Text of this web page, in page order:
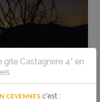
le gîte Castagnere 4* en
céleste incomparable.
gite Castagnere 4* en
CEVENNES c'est :